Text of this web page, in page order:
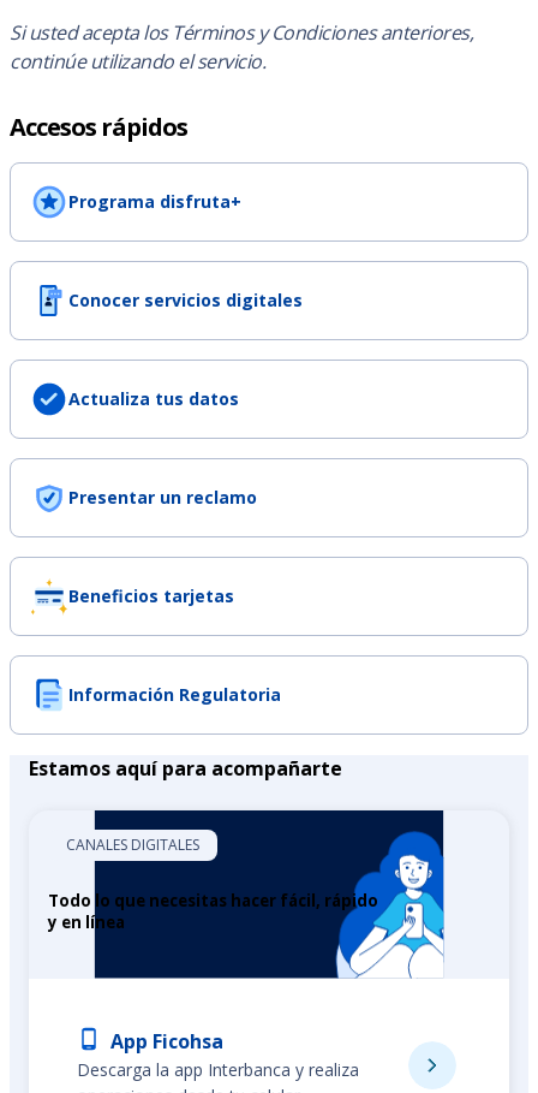
Si usted acepta los Términos y Condiciones anteriores,
continúe utilizando el servicio.
Accesos rápidos
Programa disfruta+
Conocer servicios digitales
Actualiza tus datos
Presentar un reclamo
Beneficios tarjetas
Información Regulatoria
Estamos aquí para acompañarte
CANALES DIGITALES
Todo lo que necesitas hacer fácil, rápido
y en línea
App Ficohsa
Descarga la app Interbanca y realiza